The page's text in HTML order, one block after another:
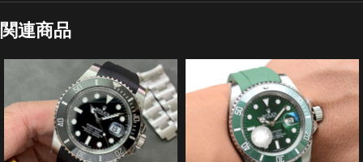
関連商品